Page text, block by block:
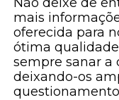
mais
oferecida para
ótima
sempre sanar a
deixando-os